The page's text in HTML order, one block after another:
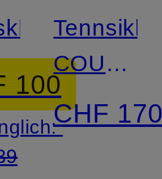
100
COURT
DRESS
SPLIT
CHF